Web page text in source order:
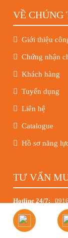
VỀ CHÚNG
Giới thiệu
Chứng nhận
Khách hàng
Tuyển dụng
Liên hệ
Catalogue
Hồ sơ năng
TƯ VẤN
Hotline 24/7:
Chị Trang:
Chị Phương: